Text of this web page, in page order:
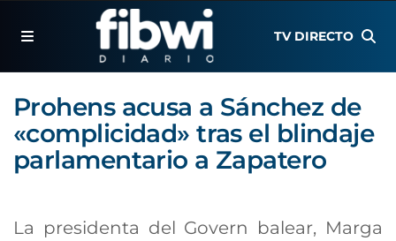
TV DIRECTO
Prohens acusa a Sánchez de
«complicidad» tras el blindaje
parlamentario a Zapatero
La presidenta del Govern balear, Marga